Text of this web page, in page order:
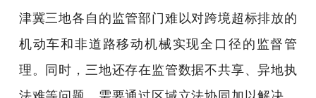
津冀三地各自的监管部门难以对跨境超标排放的
机动车和非道路移动机械实现全口径的监督管
理。同时，三地还存在监管数据不共享、异地执